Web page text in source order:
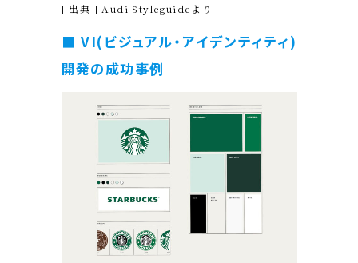
[ 出典 ] Audi Styleguideより
■ VI(ビジュアル・アイデンティティ)
開発の成功事例